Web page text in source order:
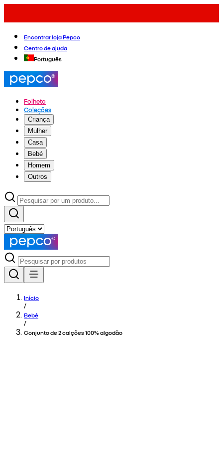
Encontrar loja Pepco
Centro de ajuda
Português
Folheto
Coleções
Criança
Mulher
Casa
Bebé
Homem
Outros
Início
/
Bebé
/
Conjunto de 2 calções 100% algodão